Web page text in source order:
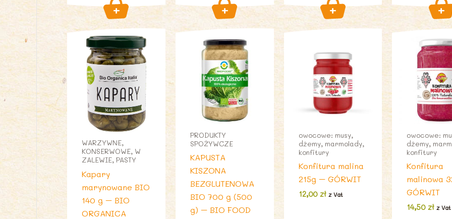
WARZYWNE,
KONSERWOWE, W
ZALEWIE, PASTY
Kapary
marynowane BIO
140 g – BIO
ORGANICA
PRODUKTY
SPOŻYWCZE
KAPUSTA
KISZONA
BEZGLUTENOWA
BIO 700 g (500
g) – BIO FOOD
owocowe: musy,
dżemy, marmolady,
konfitury
Konfitura malina
215g – GÓRWIT
12,00 zł z Vat
owocowe:
dżemy,
konfitury
Konfitura
malinowa
GÓRWIT
14,50zł z Vat